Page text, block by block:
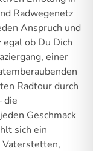
Radwegenetz
Anspruch und
ob Du Dich
einer
Radtour durch
die
Geschmack
sich ein